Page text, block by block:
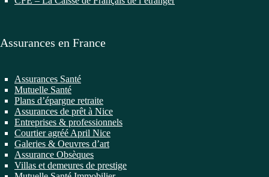
Assurances en France
Assurances Santé
Mutuelle Santé
Plans d’épargne retraite
Assurances de prêt à Nice
Entreprises & professionnels
Courtier agréé April Nice
Galeries & Oeuvres d’art
Assurance Obsèques
Villas et demeures de prestige